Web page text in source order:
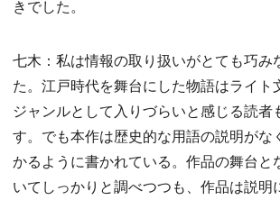
きでした。
七木：私は情報の取り扱いがとても巧み
た。江戸時代を舞台にした物語はライト
ジャンルとして入りづらいと感じる読者
す。でも本作は歴史的な用語の説明がな
かるように書かれている。作品の舞台と
いてしっかりと調べつつも、作品は説明